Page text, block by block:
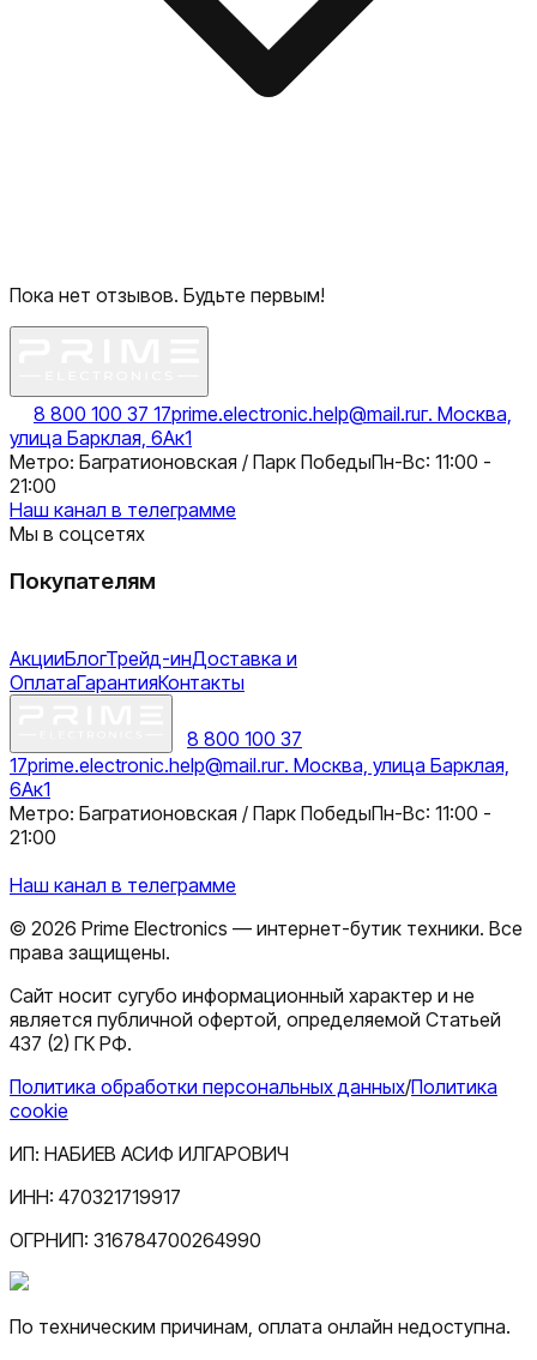
Пока нет отзывов. Будьте первым!
8 800 100 37 17prime.electronic.help@mail.ruг. Москва,
улица Барклая, 6Ак1
Метро: Багратионовская / Парк ПобедыПн-Вс: 11:00 -
21:00
Наш канал в телеграмме
Мы в соцсетях
Покупателям
АкцииБлогТрейд-инДоставка и
ОплатаГарантияКонтакты
8 800 100 37
17prime.electronic.help@mail.ruг. Москва, улица Барклая,
6Ак1
Метро: Багратионовская / Парк ПобедыПн-Вс: 11:00 -
21:00
Наш канал в телеграмме
© 2026 Prime Electronics — интернет-бутик техники. Все
права защищены.
Сайт носит сугубо информационный характер и не
является публичной офертой, определяемой Статьей
437 (2) ГК РФ.
Политика обработки персональных данных/Политика
cookie
ИП: НАБИЕВ АСИФ ИЛГАРОВИЧ
ИНН: 470321719917
ОГРНИП: 316784700264990
По техническим причинам, оплата онлайн недоступна.